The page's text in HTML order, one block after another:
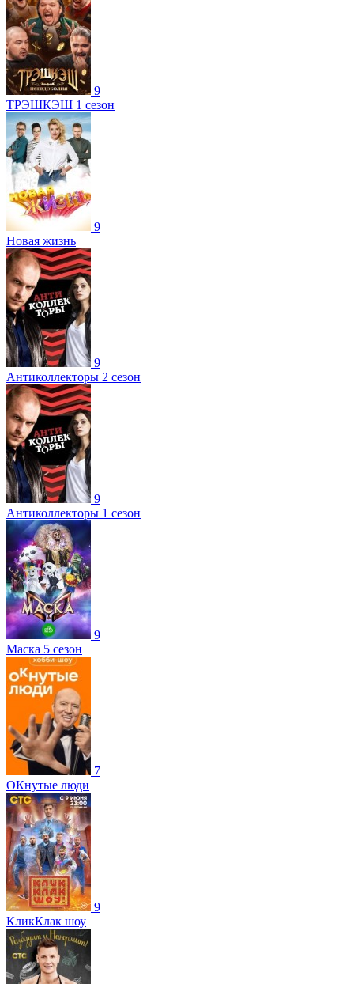
9
ТРЭШКЭШ 1 сезон
9
Новая жизнь
9
Антиколлекторы 2 сезон
9
Антиколлекторы 1 сезон
9
Маска 5 сезон
7
ОКнутые люди
9
КликКлак шоу